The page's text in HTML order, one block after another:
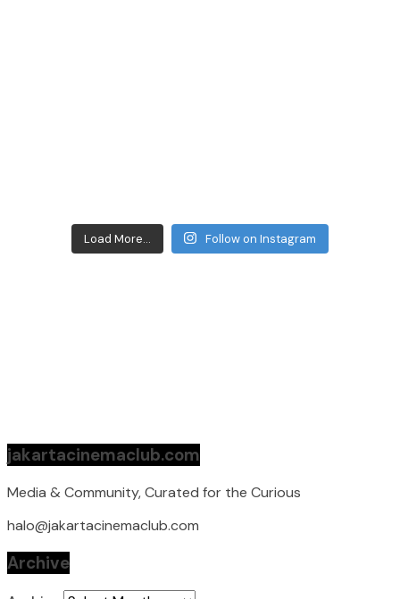
Load More... Follow on Instagram
jakartacinemaclub.com
Media & Community, Curated for the Curious
halo@jakartacinemaclub.com
Archive